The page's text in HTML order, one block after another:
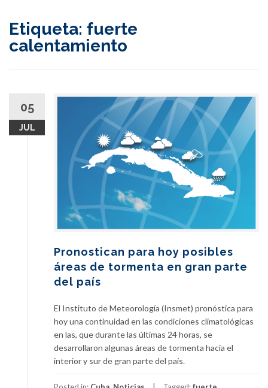
Etiqueta: fuerte
calentamiento
05
JUL
Pronostican para hoy posibles
áreas de tormenta en gran parte
del país
El Instituto de Meteorología (Insmet) pronóstica para
hoy una continuidad en las condiciones climatológicas
en las, que durante las últimas 24 horas, se
desarrollaron algunas áreas de tormenta hacia el
interior y sur de gran parte del país.